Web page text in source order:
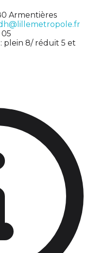
Armentières
plein 8/ réduit 5 et